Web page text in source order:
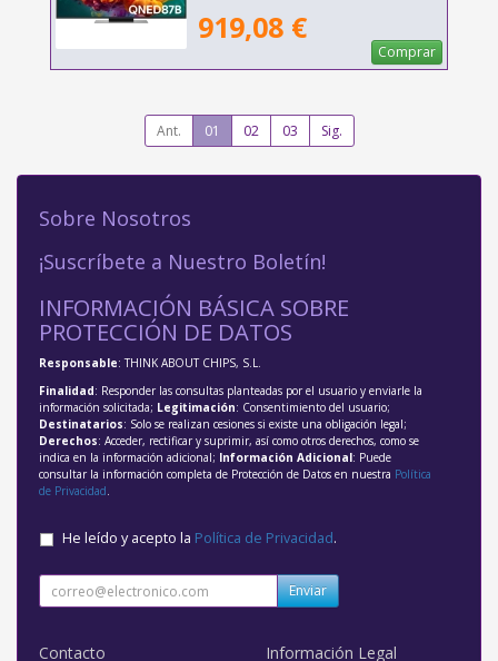
919,08 €
Comprar
Ant. 01 02 03 Sig.
Sobre Nosotros
¡Suscríbete a Nuestro Boletín!
INFORMACIÓN BÁSICA SOBRE
PROTECCIÓN DE DATOS
Responsable: THINK ABOUT CHIPS, S.L.
Finalidad: Responder las consultas planteadas por el usuario y enviarle la
información solicitada; Legitimación: Consentimiento del usuario;
Destinatarios: Solo se realizan cesiones si existe una obligación legal;
Derechos: Acceder, rectificar y suprimir, así como otros derechos, como se
indica en la información adicional; Información Adicional: Puede
consultar la información completa de Protección de Datos en nuestra Política
de Privacidad.
He leído y acepto la Política de Privacidad.
Enviar
Contacto Información Legal